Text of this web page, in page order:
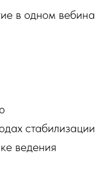
в одном
стабилизации
ведения